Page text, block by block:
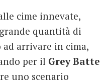
cime innevate,
quantità di
arrivare in cima,
per il Grey Batte
uno scenario